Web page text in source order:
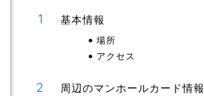
基本情報
場所
アクセス
周辺のマンホールカード情報